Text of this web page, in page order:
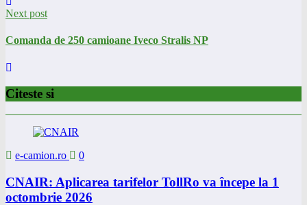
Next post
Comanda de 250 camioane Iveco Stralis NP
Citeste si
e-camion.ro 0
CNAIR: Aplicarea tarifelor TollRo va începe la 1
octombrie 2026